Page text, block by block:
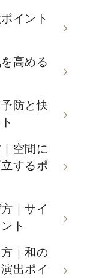
イント
高める
防と快
空間に
するポ
｜サイ
ト
｜和の
出ポイ